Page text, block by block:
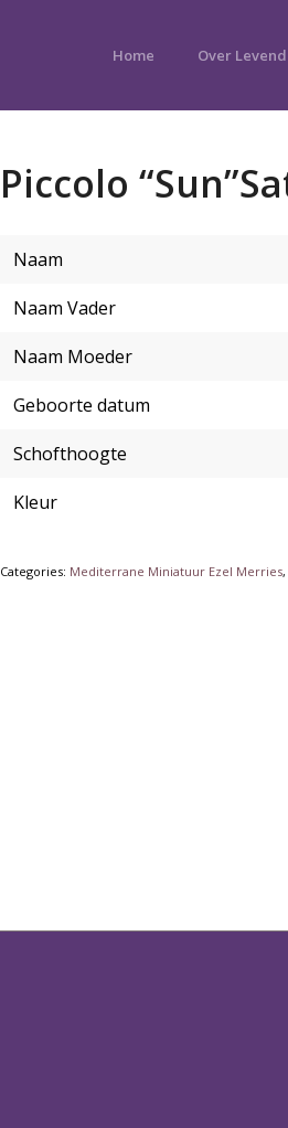
Home Over
Piccolo
Naam
Naam Vader
Naam Moeder
Geboorte datum
Schofthoogte
Kleur
Categories: Mediterrane Miniatuur Ezel Merries,